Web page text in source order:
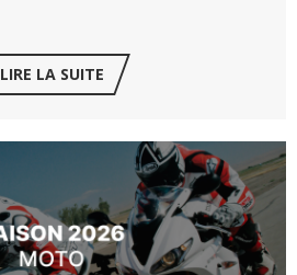
LIRE LA SUITE